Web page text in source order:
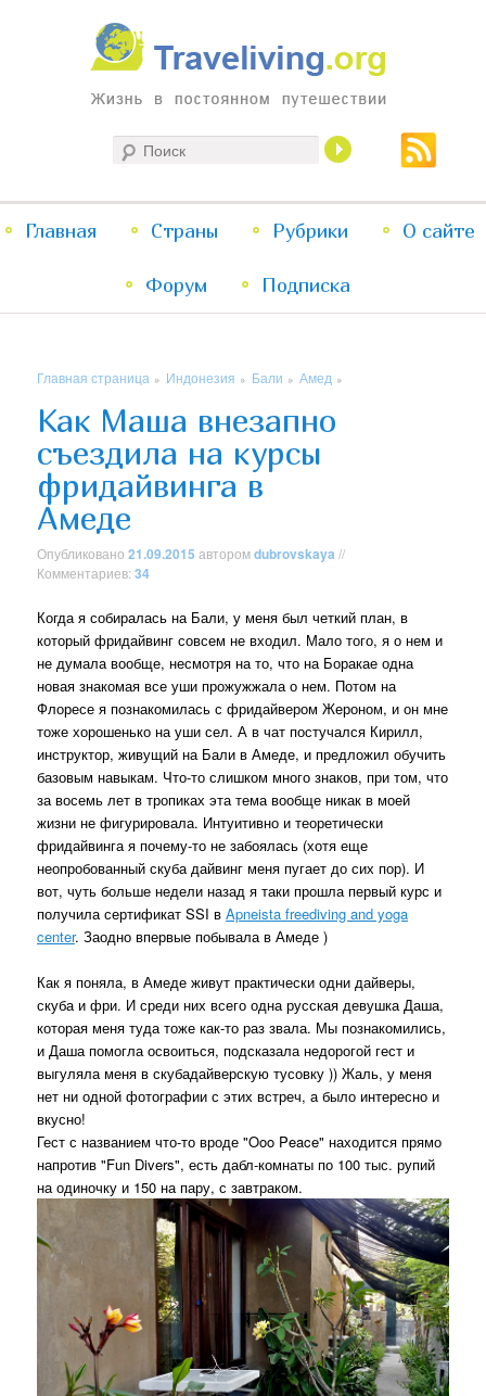
Traveliving
Жизнь в постоянном путешествии
меню
Перейти
к
Перейти
к
Главная Страны Рубрики О сайте
Форум Подписка
Главная страница » Индонезия » Бали »Амед »
Как Маша внезапно
съездила на курсы
фридайвинга в
Амеде
Опубликовано21.09.2015 авторомdubrovskaya //
Комментариев:34
Когда я собиралась на Бали, у меня был четкий план, в
который фридайвинг совсем не входил. Мало того, я о нем и
не думала вообще, несмотря на то, что на Боракае одна
новая знакомая все уши прожужжала о нем. Потом на
Флоресе я познакомилась с фридайвером Жероном, и он мне
тоже хорошенько на уши сел. А в чат постучался Кирилл,
инструктор, живущий на Бали в Амеде, и предложил обучить
базовым навыкам. Что-то слишком много знаков, при том, что
за восемь лет в тропиках эта тема вообще никак в моей
жизни не фигурировала. Интуитивно и теоретически
фридайвинга я почему-то не забоялась (хотя еще
неопробованный скуба дайвинг меня пугает до сих пор). И
вот, чуть больше недели назад я таки прошла первый курс и
получила сертификат SSI вApneista freediving and yoga
center. Заодно впервые побывала в Амеде )
Как я поняла, в Амеде живут практически одни дайверы,
скуба и фри. И среди них всего одна русская девушка Даша,
которая меня туда тоже как-то раз звала. Мы познакомились,
и Даша помогла освоиться, подсказала недорогой гест и
выгуляла меня в скубадайверскую тусовку )) Жаль, у меня
нет ни одной фотографии с этих встреч, а было интересно и
вкусно!
Гест с названием что-то вроде "Ooo Peace" находится прямо
напротив "Fun Divers", есть дабл-комнаты по 100 тыс. рупий
на одиночку и 150 на пару, с завтраком.